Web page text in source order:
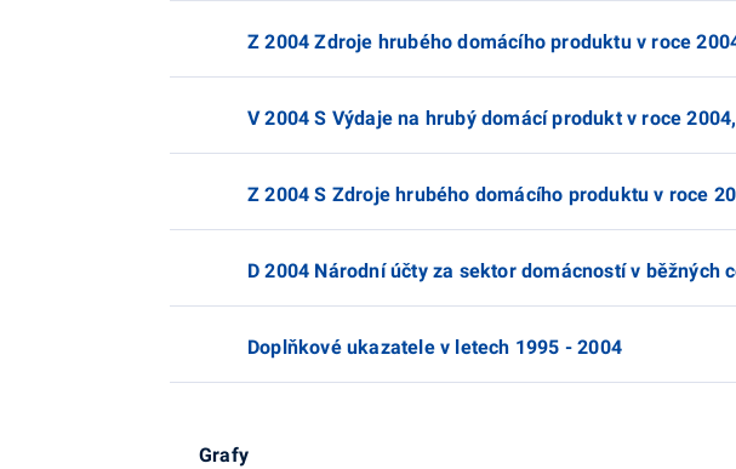
Z 2004 Zdroje hrubého domácího produktu v roce
V 2004 S Výdaje na hrubý domácí produkt v roce
Z 2004 S Zdroje hrubého domácího produktu v roce
D 2004 Národní účty za sektor domácností v běžných
Doplňkové ukazatele v letech 1995 - 2004
Grafy